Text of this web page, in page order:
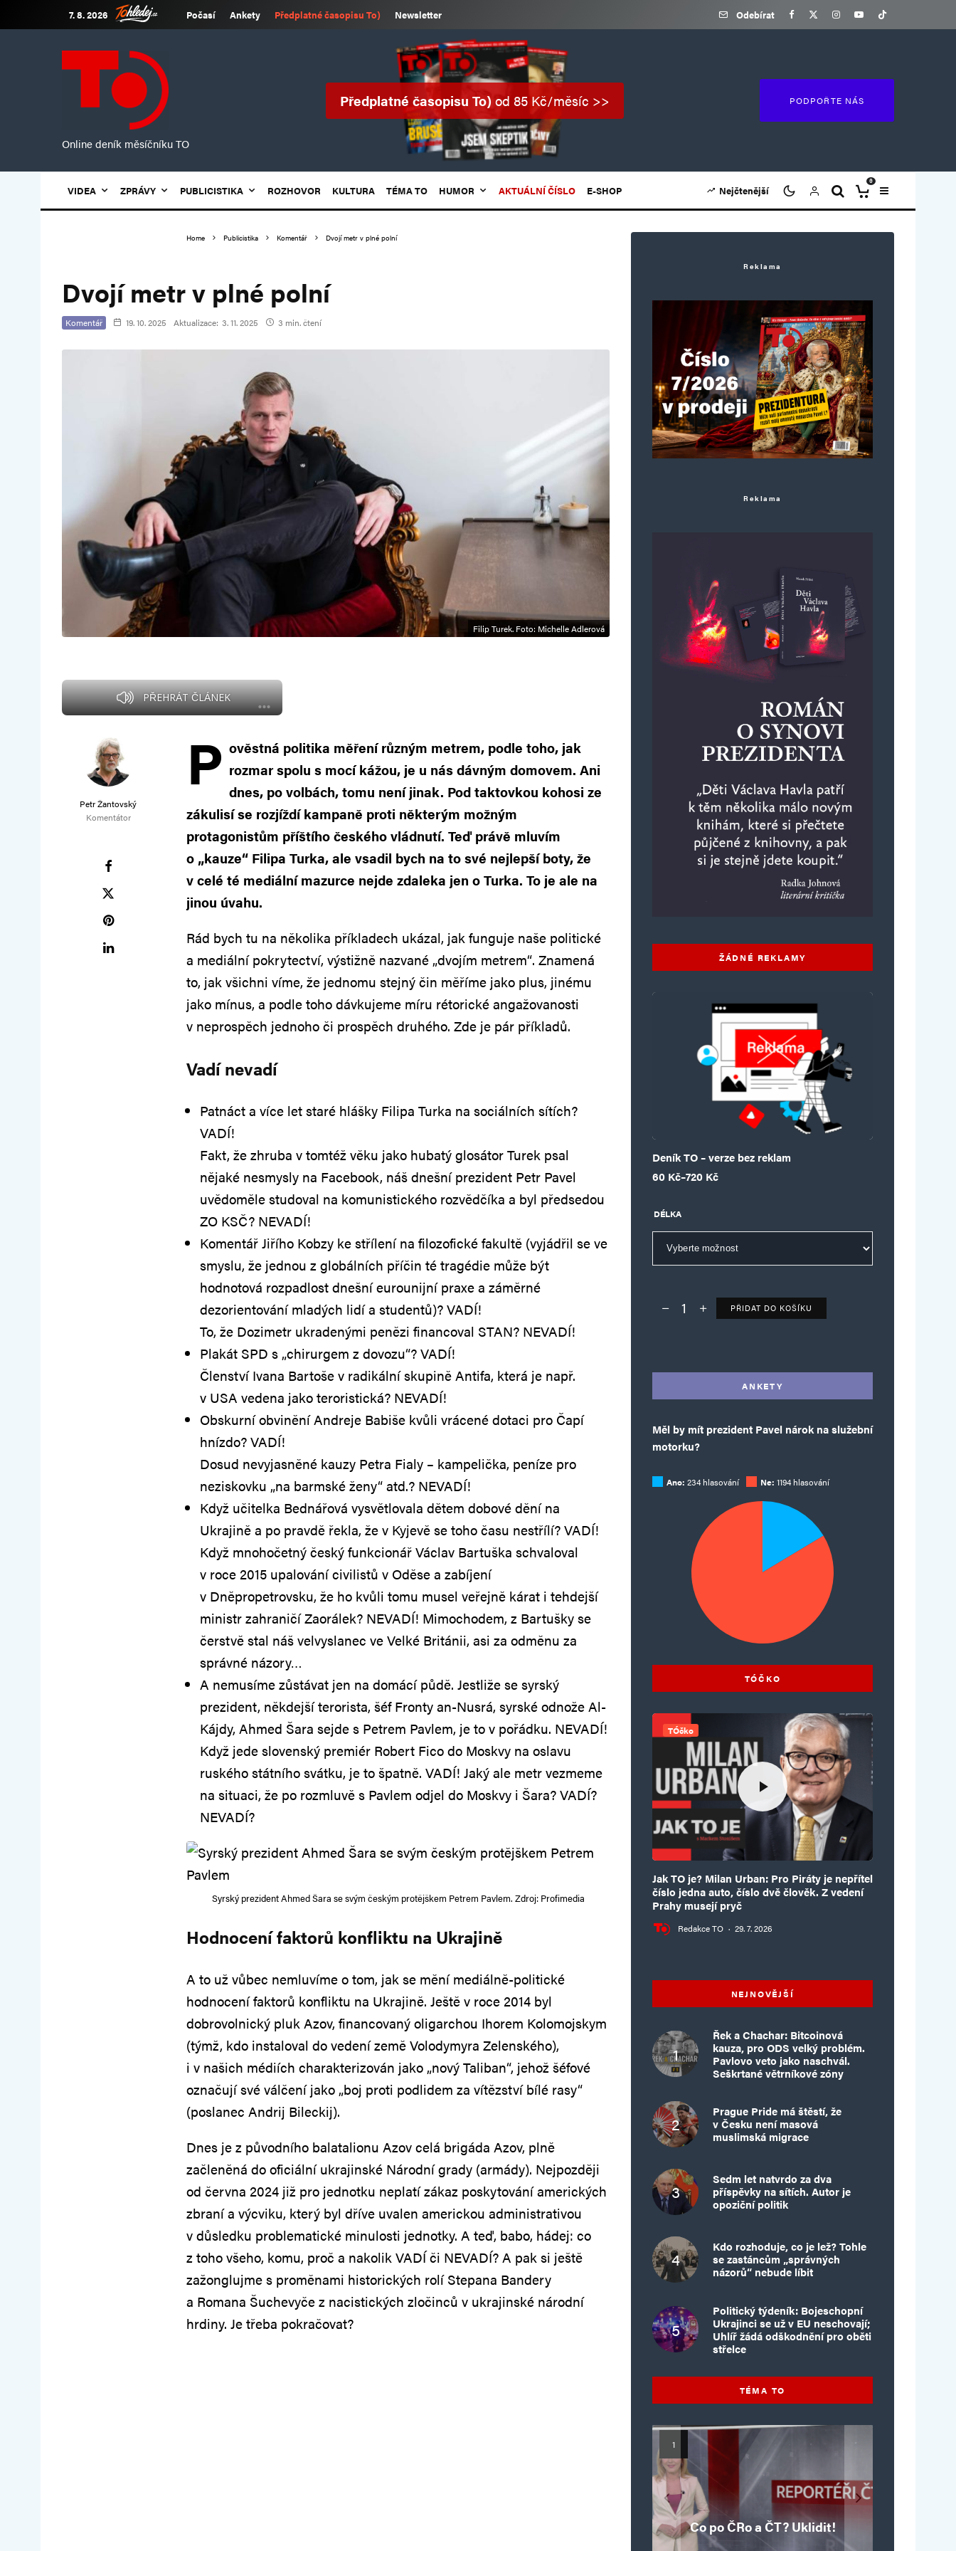
7. 8. 2026 Počasí Ankety Předplatné časopisu To) Newsletter Odebírat
Online deník měsíčníku TO
Předplatné časopisu To)od 85 Kč/měsíc >> PODPOŘTE NÁS
VIDEA ZPRÁVY PUBLICISTIKA ROZHOVOR KULTURA TÉMA TO HUMOR AKTUÁLNÍ ČÍSLO E-SHOP Nejčtenější
0
Home Publicistika Komentář Dvojí metr v plné polní
Dvojí metr v plné polní
Komentář 19. 10. 2025 Aktualizace: 3. 11. 2025 3 min. čtení
Filip Turek. Foto: Michelle Adlerová
PŘEHRÁT ČLÁNEK
Petr Žantovský
Komentátor
P ověstná politika měření různým metrem, podle toho, jak
rozmar spolu s mocí kážou, je u nás dávným domovem. Ani
dnes, po volbách, tomu není jinak. Pod taktovkou kohosi ze
zákulisí se rozjíždí kampaně proti některým možným
protagonistům příštího českého vládnutí. Teď právě mluvím
o „kauze“ Filipa Turka, ale vsadil bych na to své nejlepší boty, že
v celé té mediální mazurce nejde zdaleka jen o Turka. To je ale na
jinou úvahu.
Rád bych tu na několika příkladech ukázal, jak funguje naše politické
a mediální pokrytectví, výstižně nazvané „dvojím metrem“. Znamená
to, jak všichni víme, že jednomu stejný čin měříme jako plus, jinému
jako mínus, a podle toho dávkujeme míru rétorické angažovanosti
v neprospěch jednoho či prospěch druhého. Zde je pár příkladů.
Vadí nevadí
Patnáct a více let staré hlášky Filipa Turka na sociálních sítích?
VADÍ!
Fakt, že zhruba v tomtéž věku jako hubatý glosátor Turek psal
nějaké nesmysly na Facebook, náš dnešní prezident Petr Pavel
uvědoměle studoval na komunistického rozvědčíka a byl předsedou
ZO KSČ? NEVADÍ!
Komentář Jiřího Kobzy ke střílení na filozofické fakultě (vyjádřil se ve
smyslu, že jednou z globálních příčin té tragédie může být
hodnotová rozpadlost dnešní eurounijní praxe a záměrné
dezorientování mladých lidí a studentů)? VADÍ!
To, že Dozimetr ukradenými penězi financoval STAN? NEVADÍ!
Plakát SPD s „chirurgem z dovozu“? VADÍ!
Členství Ivana Bartoše v radikální skupině Antifa, která je např.
v USA vedena jako teroristická? NEVADÍ!
Obskurní obvinění Andreje Babiše kvůli vrácené dotaci pro Čapí
hnízdo? VADÍ!
Dosud nevyjasněné kauzy Petra Fialy – kampelička, peníze pro
neziskovku „na barmské ženy“ atd.? NEVADÍ!
Když učitelka Bednářová vysvětlovala dětem dobové dění na
Ukrajině a po pravdě řekla, že v Kyjevě se toho času nestřílí? VADÍ!
Když mnohočetný český funkcionář Václav Bartuška schvaloval
v roce 2015 upalování civilistů v Oděse a zabíjení
v Dněpropetrovsku, že ho kvůli tomu musel veřejně kárat i tehdejší
ministr zahraničí Zaorálek? NEVADÍ! Mimochodem, z Bartušky se
čerstvě stal náš velvyslanec ve Velké Británii, asi za odměnu za
správné názory…
A nemusíme zůstávat jen na domácí půdě. Jestliže se syrský
prezident, někdejší terorista, šéf Fronty an-Nusrá, syrské odnože Al-
Kájdy, Ahmed Šara sejde s Petrem Pavlem, je to v pořádku. NEVADÍ!
Když jede slovenský premiér Robert Fico do Moskvy na oslavu
ruského státního svátku, je to špatně. VADÍ! Jaký ale metr vezmeme
na situaci, že po rozmluvě s Pavlem odjel do Moskvy i Šara? VADÍ?
NEVADÍ?
Syrský prezident Ahmed Šara se svým českým protějškem Petrem Pavlem. Zdroj: Profimedia
Hodnocení faktorů konfliktu na Ukrajině
A to už vůbec nemluvíme o tom, jak se mění mediálně-politické
hodnocení faktorů konfliktu na Ukrajině. Ještě v roce 2014 byl
dobrovolnický pluk Azov, financovaný oligarchou Ihorem Kolomojskym
(týmž, kdo instaloval do vedení země Volodymyra Zelenského),
i v našich médiích charakterizován jako „nový Taliban“, jehož šéfové
označují své válčení jako „boj proti podlidem za vítězství bílé rasy“
(poslanec Andrij Bileckij).
Dnes je z původního balatalionu Azov celá brigáda Azov, plně
začleněná do oficiální ukrajinské Národní grady (armády). Nejpozději
od června 2024 již pro jednotku neplatí zákaz poskytování amerických
zbraní a výcviku, který byl dříve uvalen americkou administrativou
v důsledku problematické minulosti jednotky. A teď, babo, hádej: co
z toho všeho, komu, proč a nakolik VADÍ či NEVADÍ? A pak si ještě
zažonglujme s proměnami historických rolí Stepana Bandery
a Romana Šuchevyče z nacistických zločinců v ukrajinské národní
hrdiny. Je třeba pokračovat?
Reklama
Reklama
ŽÁDNÉ REKLAMY
Deník TO – verze bez reklam
60 Kč–720 Kč
Rozpětí cen: 60 Kč až 720 Kč
DÉLKA
Deník TO – verze bez reklam množství
PŘIDAT DO KOŠÍKU
ANKETY
Měl by mít prezident Pavel nárok na služební
motorku?
Ano: 234 hlasování Ne: 1194 hlasování
TÓČKO
TÓčko
Jak TO je? Milan Urban: Pro Piráty je nepřítel
číslo jedna auto, číslo dvě člověk. Z vedení
Prahy musejí pryč
Redakce TO · 29. 7. 2026
NEJNOVĚJŠÍ
Řek a Chachar: Bitcoinová
kauza, pro ODS velký problém.
Pavlovo veto jako naschvál.
Seškrtané větrníkové zóny
Prague Pride má štěstí, že
v Česku není masová
muslimská migrace
Sedm let natvrdo za dva
příspěvky na sítích. Autor je
opoziční politik
Kdo rozhoduje, co je lež? Tohle
se zastáncům „správných
názorů“ nebude líbit
Politický týdeník: Bojeschopní
Ukrajinci se už v EU neschovají;
Uhlíř žádá odškodnění pro oběti
střelce
TÉMA TO
Co po ČRo a ČT? Uklidit!
Islamistický teror v EU,
6. díl: Brutální poprava
85letého katolického
kněze Jacquese Hamela
Islamistický teror v EU,
5. díl: Krvavé oslavy pádu
Bastily v Nice
Mýty o Václavu Klausovi:
Pivo, jazz, hádky,
loajalita i humor. Jakl
boří legendy o bývalém
prezidentovi
Vymíráme a politici lžou:
porodnost nezachrání
dotace, byty ani
zkrácené úvazky
Pim Fortuyn: Muž, který
se nestihl stát
premiérem